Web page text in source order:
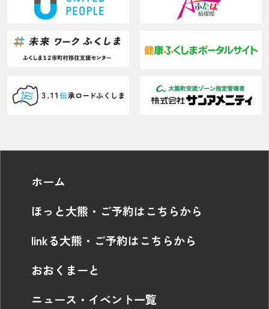
ホーム
ほっと大熊・ご予約はこちらから
linkる大熊・ご予約はこちらから
おおくまーと
ニュース・イベント一覧